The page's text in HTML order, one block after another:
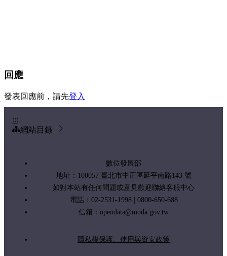
回應
發表回應前，請先登入
:::
網站目錄
數位發展部
地址：100057 臺北市中正區延平南路143 號
如對本站有任何問題或意見歡迎聯絡客服中心
電話：02-2531-1998 | 0800-650-688
信箱： opendata@moda.gov.tw
隱私權保護、使用與資安政策